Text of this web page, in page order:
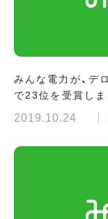
みんな電力が、デ
で23位を受賞しま
2019.10.24